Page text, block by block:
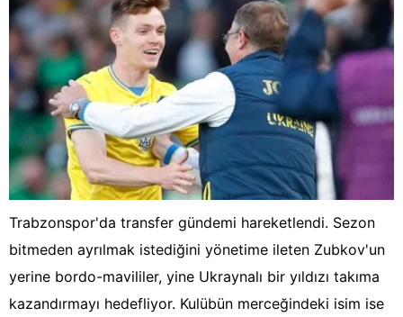
Trabzonspor'da transfer gündemi hareketlendi. Sezon
bitmeden ayrılmak istediğini yönetime ileten Zubkov'un
yerine bordo-mavililer, yine Ukraynalı bir yıldızı takıma
kazandırmayı hedefliyor. Kulübün merceğindeki isim ise